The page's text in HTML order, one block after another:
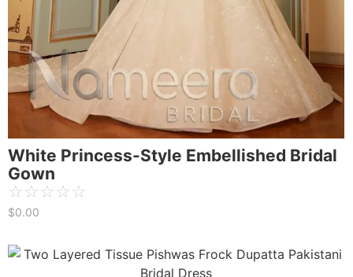
White Princess-Style Embellished Bridal
Gown
☆☆☆☆☆
$0.00